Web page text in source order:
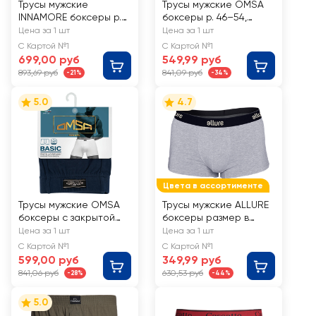
Трусы мужские
INNAMORE боксеры р.
48–56, черные, Арт.
IBU34002
Цена за 1 шт
С Картой №1
699,00 руб
893,69 руб -21%
Трусы мужские OMSA
боксеры р. 46–54,
серый меланж, джинс,
Цена за 1 шт
С Картой №1
549,99 руб
841,09 руб -34%
5.0
Трусы мужские OMSA
боксеры с закрытой
резинкой размеры в
ассортименте, Арт.
B_OmB 1233
Цена за 1 шт
С Картой №1
599,00 руб
841,06 руб -28%
Цвета в ассортименте
4.7
Трусы мужские ALLURE
боксеры размер в
ассортименте, серый
меланж, Арт. ALR
00003
Цена за 1 шт
С Картой №1
349,99 руб
630,53 руб -44%
5.0